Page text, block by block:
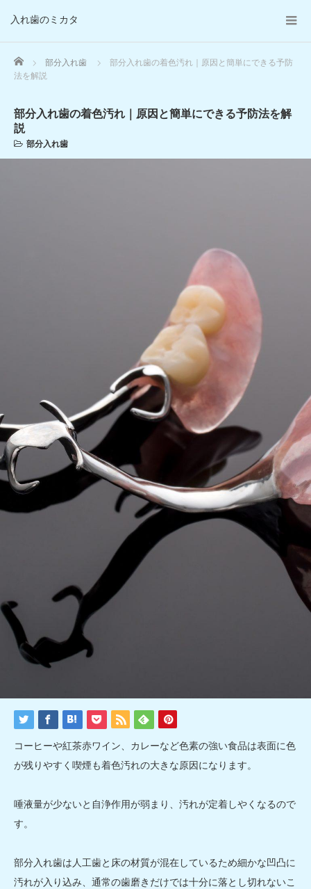
入れ歯のミカタ
Home 部分入れ歯
部分入れ歯の着色汚れ｜原因と簡単にできる予防
法を解説
部分入れ歯の着色汚れ｜原因と簡単にできる予防法を解
説
部分入れ歯
コーヒーや紅茶赤ワイン、カレーなど色素の強い食品は表面に色
が残りやすく喫煙も着色汚れの大きな原因になります。
唾液量が少ないと自浄作用が弱まり、汚れが定着しやくなるので
す。
部分入れ歯は人工歯と床の材質が混在しているため細かな凹凸に
汚れが入り込み、通常の歯磨きだけでは十分に落とし切れないこ